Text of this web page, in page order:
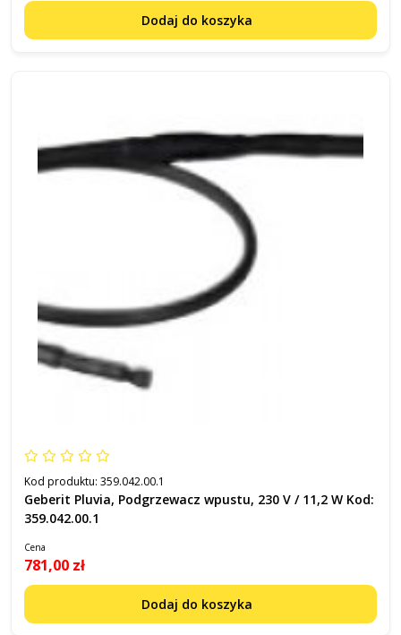
Dodaj do koszyka
Kod produktu: 359.042.00.1
Geberit Pluvia, Podgrzewacz wpustu, 230 V / 11,2 W Kod:
359.042.00.1
Cena
781,00 zł
Dodaj do koszyka